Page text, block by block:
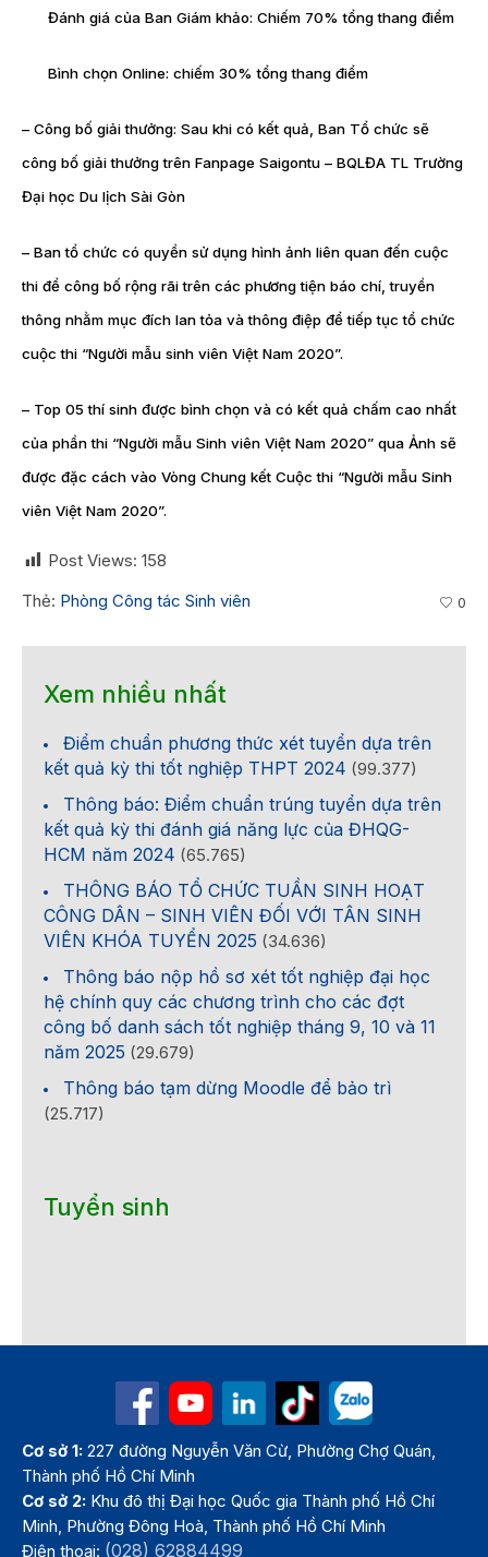
Đánh giá của Ban Giám khảo: Chiếm 70% tổng thang điểm
Bình chọn Online: chiếm 30% tổng thang điểm
– Công bố giải thưởng: Sau khi có kết quả, Ban Tổ chức sẽ
công bố giải thưởng trên Fanpage Saigontu – BQLĐA TL Trường
Đại học Du lịch Sài Gòn
– Ban tổ chức có quyền sử dụng hình ảnh liên quan đến cuộc
thi để công bố rộng rãi trên các phương tiện báo chí, truyền
thông nhằm mục đích lan tỏa và thông điệp để tiếp tục tổ chức
cuộc thi “Người mẫu sinh viên Việt Nam 2020”.
– Top 05 thí sinh được bình chọn và có kết quả chấm cao nhất
của phần thi “Người mẫu Sinh viên Việt Nam 2020” qua Ảnh sẽ
được đặc cách vào Vòng Chung kết Cuộc thi “Người mẫu Sinh
viên Việt Nam 2020”.
Post Views: 158
Thẻ: Phòng Công tác Sinh viên 0
Xem nhiều nhất
Điểm chuẩn phương thức xét tuyển dựa trên
kết quả kỳ thi tốt nghiệp THPT 2024 (99.377)
Thông báo: Điểm chuẩn trúng tuyển dựa trên
kết quả kỳ thi đánh giá năng lực của ĐHQG-
HCM năm 2024 (65.765)
THÔNG BÁO TỔ CHỨC TUẦN SINH HOẠT
CÔNG DÂN – SINH VIÊN ĐỐI VỚI TÂN SINH
VIÊN KHÓA TUYỂN 2025 (34.636)
Thông báo nộp hồ sơ xét tốt nghiệp đại học
hệ chính quy các chương trình cho các đợt
công bố danh sách tốt nghiệp tháng 9, 10 và 11
năm 2025 (29.679)
Thông báo tạm dừng Moodle để bảo trì
(25.717)
Tuyển sinh
Cơ sở 1: 227 đường Nguyễn Văn Cừ, Phường Chợ Quán,
Thành phố Hồ Chí Minh
Cơ sở 2: Khu đô thị Đại học Quốc gia Thành phố Hồ Chí
Minh, Phường Đông Hoà, Thành phố Hồ Chí Minh
Điện thoại: (028) 62884499